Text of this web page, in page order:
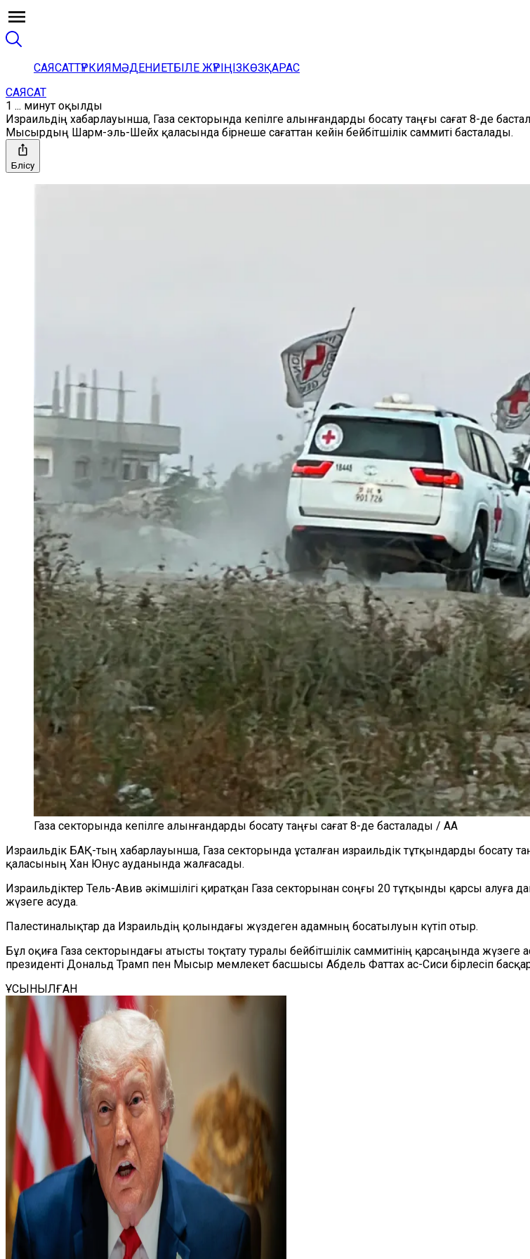
САЯСАТТҮРКИЯМӘДЕНИЕТБІЛЕ ЖҮРІҢІЗКӨЗҚАРАС
САЯСАТ
1 ... минут оқылды
Израильдің хабарлауынша, Газа секторында кепілге алынғандарды босату таңғы сағат 8-де
Мысырдың Шарм-эль-Шейх қаласында бірнеше сағаттан кейін бейбітшілік саммиті басталады.
Бөлісу
Газа секторында кепілге алынғандарды босату таңғы сағат 8-де басталады / AA
Израильдік БАҚ-тың хабарлауынша, Газа секторында ұсталған израильдік тұтқындарды босату
қаласының Хан Юнус ауданында жалғасады.
Израильдіктер Тель-Авив әкімшілігі қиратқан Газа секторынан соңғы 20 тұтқынды қарсы алуға
жүзеге асуда.
Палестиналықтар да Израильдің қолындағы жүздеген адамның босатылуын күтіп отыр.
Бұл оқиға Газа секторындағы атысты тоқтату туралы бейбітшілік саммитінің қарсаңында
президенті Дональд Трамп пен Мысыр мемлекет басшысы Абдель Фаттах ас-Сиси бірлесіп
ҰСЫНЫЛҒАН